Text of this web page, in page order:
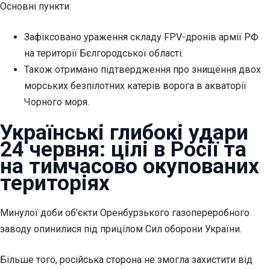
Основні пункти:
Зафіксовано ураження складу FPV-дронів армії РФ
на території Бєлгородської області.
Також отримано підтвердження про знищення двох
морських безпілотних катерів ворога в акваторії
Чорного моря.
Українські глибокі удари
24 червня: цілі в Росії та
на тимчасово окупованих
територіях
Минулої доби об’єкти Оренбурзького газопереробного
заводу опинилися під прицілом Сил оборони України.
Більше того, російська сторона не змогла захистити від